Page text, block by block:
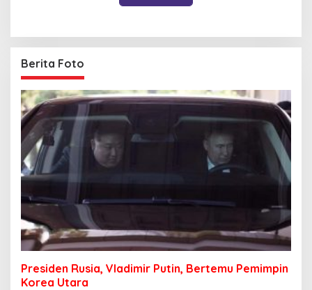
Berita Foto
Presiden Rusia, Vladimir Putin, Bertemu Pemimpin
Korea Utara